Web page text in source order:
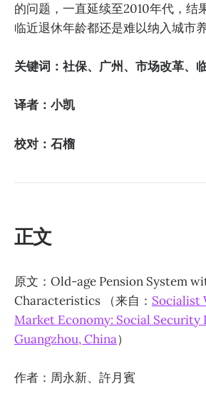
的问题，一直延续至2010年代，结
临近退休年龄都还是难以纳入城市
关键词：社保、广州、市场改革、
译者：小凯
校对：石榴
正文
原文：Old-age Pension System
Characteristics （来自： Socialist
Market Economy: Social Security
Guangzhou, China）
作者：周永新、許月賓